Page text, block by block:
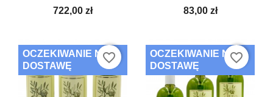
722,00 zł
83,00 zł
OCZEKIWANIE NA
DOSTAWĘ
favorite_border
OCZEKIWANIE NA
DOSTAWĘ
favorite_border